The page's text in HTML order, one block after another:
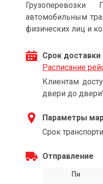
Грузоперевозки
автомобильным
физических лиц и
Срок доставки
Расписание
Клиентам
двери до
Параметры
Срок
Отправление
Пн